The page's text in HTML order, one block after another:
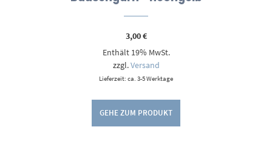
3,00€
Enthält 19% MwSt.
zzgl.Versand
Lieferzeit: ca. 3-5 Werktage
GEHE ZUM PRODUKT